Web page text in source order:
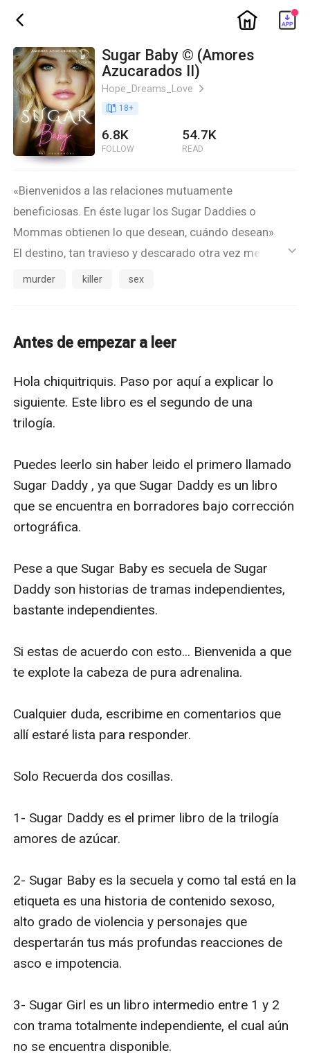
ic_back ic_home
Sugar Baby © (Amores
Azucarados II)
Hope_Dreams_Love ic_arrow_right
book_age 18+
6.8K
FOLLOW
54.7K
READ
«Bienvenidos a las relaciones mutuamente
beneficiosas. En éste lugar los Sugar Daddies o
Mommas obtienen lo que desean, cuándo desean»
El destino, tan travieso y descarado otra vez me ha
puesto aquí, en este lugar... En la misma situación.
Por aquello que perdí, ocho años atrás.
+18
CONTENIDO SEXUALMENTE EXPLÍCITO, LENGUAJE
VULGAR Y ESCENAS CON ALTO GRADO DE VIOLENCIA.
derechos de autoría bajo el nombre de Priscila
Hernandez y/o seudónimo Hope Dreams Love
Todos Los Derechos Reservados ©
Prohibida copia total y/o parcial de ésta obra.
ic_default
murder killer sex
Antes de empezar a leer
Hola chiquitriquis. Paso por aquí a explicar lo
siguiente. Este libro es el segundo de una
trilogía.
Puedes leerlo sin haber leido el primero llamado
Sugar Daddy , ya que Sugar Daddy es un libro
que se encuentra en borradores bajo corrección
ortográfica.
Pese a que Sugar Baby es secuela de Sugar
Daddy son historias de tramas independientes,
bastante independientes.
Si estas de acuerdo con esto... Bienvenida a que
te explote la cabeza de pura adrenalina.
Cualquier duda, escribime en comentarios que
allí estaré lista para responder.
Solo Recuerda dos cosillas.
1- Sugar Daddy es el primer libro de la trilogía
amores de azúcar.
2- Sugar Baby es la secuela y como tal está en la
etiqueta es una historia de contenido sexoso,
alto grado de violencia y personajes que
despertarán tus más profundas reacciones de
asco e impotencia.
3- Sugar Girl es un libro intermedio entre 1 y 2
con trama totalmente independiente, el cual aún
no se encuentra disponible.